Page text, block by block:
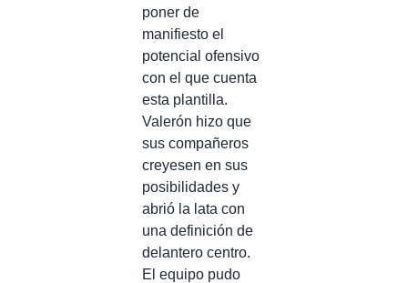
poner de
manifiesto el
potencial ofensivo
con el que cuenta
esta plantilla.
Valerón hizo que
sus compañeros
creyesen en sus
posibilidades y
abrió la lata con
una definición de
delantero centro.
El equipo pudo